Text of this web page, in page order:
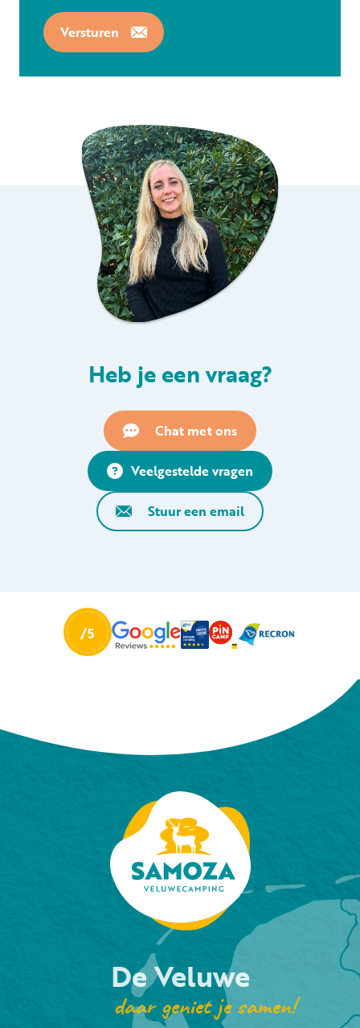
Versturen
Heb je een vraag?
Chat met ons
Veelgestelde vragen
Stuur een email
De Veluwe
daar geniet je samen!